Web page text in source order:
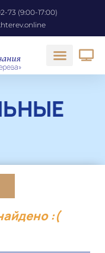
73 (9:00-17:00)
:(